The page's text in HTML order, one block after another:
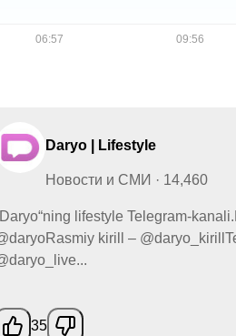
Daryo | Lifestyle
Новости и СМИ · 14,460
lifestyle Telegram-
kirill –
35